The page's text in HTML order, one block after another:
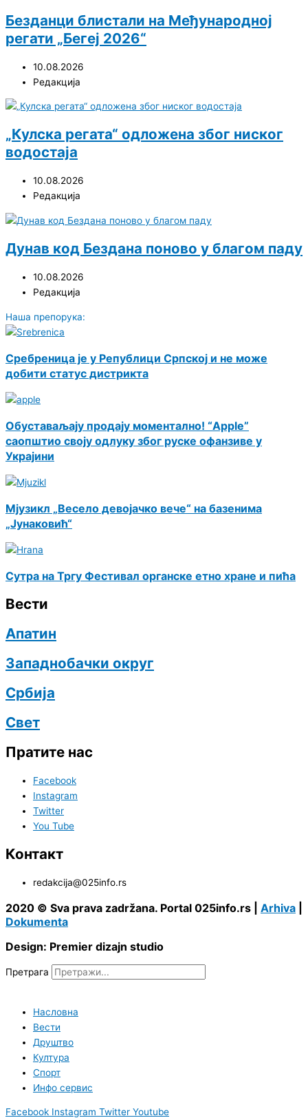
Безданци блистали на Међународној
регати „Бегеј 2026“
10.08.2026
Редакција
„Кулска регата“ одложена због ниског
водостаја
10.08.2026
Редакција
Дунав код Бездана поново у благом паду
10.08.2026
Редакција
Наша препорука:
Сребреница је у Републици Српској и не може
добити статус дистрикта
Обуставаљају продају моментално! “Apple”
саопштио своју одлуку због руске офанзиве у
Украјини
Мјузикл „Весело девојачко вече“ на базенима
„Јунаковић“
Сутра на Тргу Фестивал органске етно хране и пића
Вести
Апатин
Западнобачки округ
Србија
Свет
Пратите нас
Facebook
Instagram
Twitter
You Tube
Контакт
redakcija@025info.rs
2020 © Sva prava zadržana. Portal 025info.rs | Arhiva
Dokumenta
Design: Premier dizajn studio
Претрага
Насловна
Вести
Друштво
Култура
Спорт
Инфо сервис
Facebook Instagram Twitter Youtube